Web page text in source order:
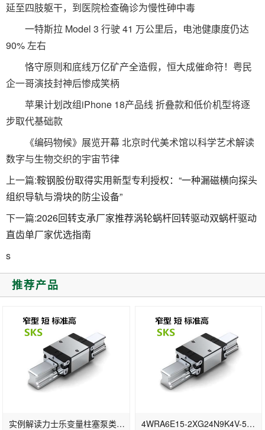
延至四肢躯干，到医院检查确诊为慢性砷中毒
一特斯拉 Model 3 行驶 41 万公里后，电池健康度仍达
90% 左右
恪守原则和底线万亿矿产全造假，恒大成催命符！粤民
企一哥演技封神后惨成笑柄
苹果计划改组iPhone 18产品线 折叠款和低价机型将逐
步取代基础款
《编码物候》展览开幕 北京时代美术馆以科学艺术解读
数字与生物交织的宇宙节律
上一篇:鞍钢股份取得实用新型专利授权：“一种漏磁横向探头
组织导轨与滑块的防尘设备”
下一篇:2026回转支承厂家推荐涡轮蜗杆回转驱动双蜗杆驱动
直齿单厂家优选指南
s
推荐产品
实例解读力士乐变量柱塞泵类型中的字母数字的含义 4WRA6E15-2XG24N9K4V-589份额换向阀控制器